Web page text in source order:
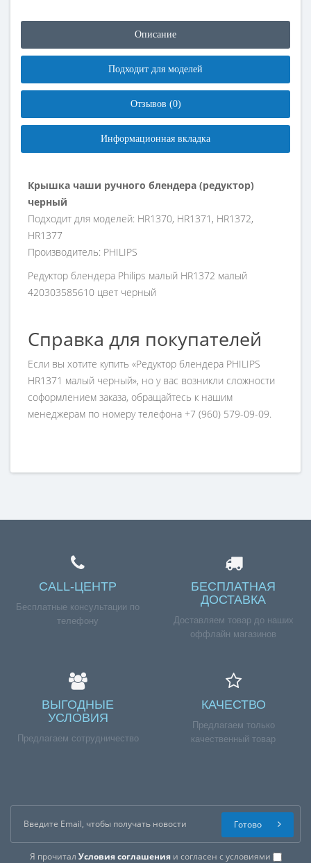
Описание
Подходит для моделей
Отзывов (0)
Информационная вкладка
Крышка чаши ручного блендера (редуктор)
черный
Подходит для моделей: HR1370, HR1371, HR1372,
HR1377
Производитель: PHILIPS
Редуктор блендера Philips малый HR1372 малый
420303585610 цвет черный
Справка для покупателей
Если вы хотите купить «Редуктор блендера PHILIPS
HR1371 малый черный», но у вас возникли сложности
соформлением заказа, обращайтесь к нашим
менеджерам по номеру телефона +7 (960) 579-09-09.
CALL-ЦЕНТР
Бесплатные консультации по
телефону
БЕСПЛАТНАЯ
ДОСТАВКА
Доставляем товар до наших
оффлайн магазинов
ВЫГОДНЫЕ
УСЛОВИЯ
Предлагаем сотрудничество
КАЧЕСТВО
Предлагаем только
качественный товар
Я прочитал Условия соглашенияи согласен с условиями
Готово